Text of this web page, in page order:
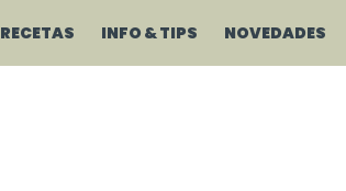
RECETAS INFO & TIPS NOVEDADES